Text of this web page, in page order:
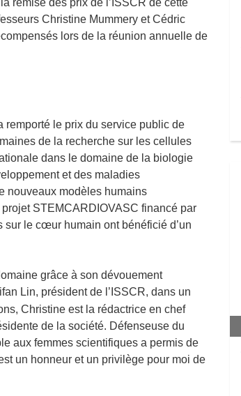
remise des prix de l’ISSCR de cette
Christine Mummery et Cédric
lors de la réunion annuelle de
remporté le prix du service public de
de la recherche sur les cellules
dans le domaine de la biologie
et des maladies
nouveaux modèles humains
STEMCARDIOVASC financé par
sur le cœur humain ont bénéficié d’un
grâce à son dévouement
Lin, président de l’ISSCR, dans un
Christine est la rédactrice en chef
de la société. Défenseuse du
aux femmes scientifiques a permis de
un honneur et un privilège pour moi de